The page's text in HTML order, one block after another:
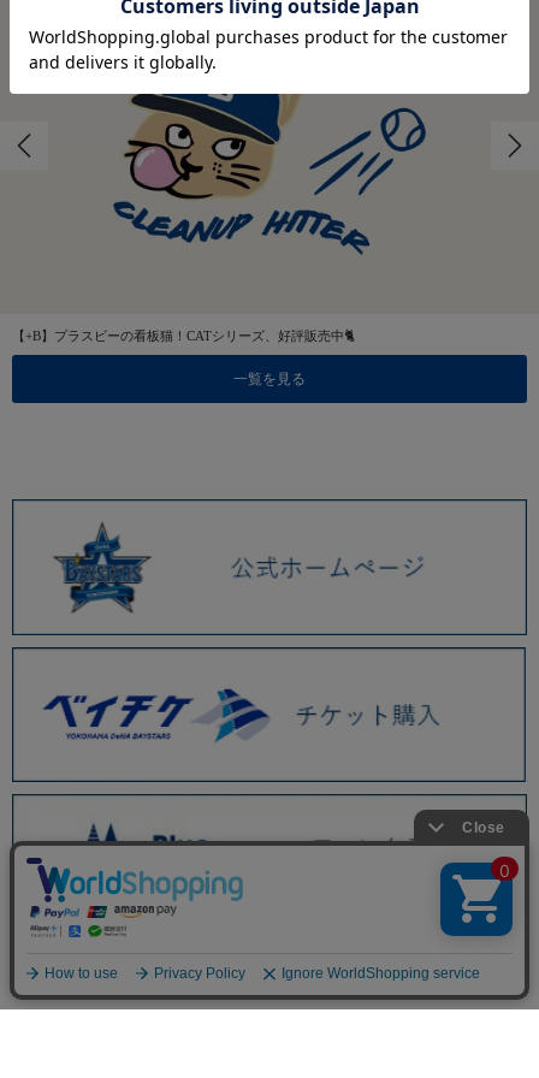
【+B】プラスビーの看板猫！CATシリーズ、好評販売中🐈
一覧を見る